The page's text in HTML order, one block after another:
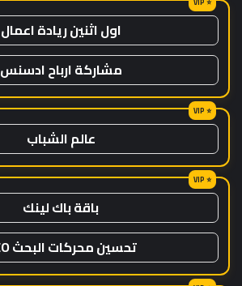
اول اثنين ريادة اعمال
مشاركة ارباح ادسنس
عالم الشباب
باقة باك لينك
تحسين محركات البحث SEO